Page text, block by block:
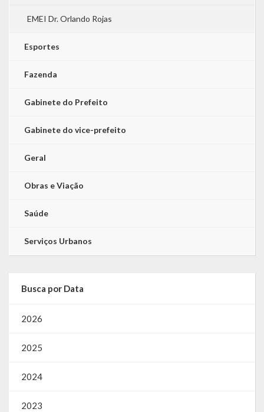
EMEI Dr. Orlando Rojas
Esportes
Fazenda
Gabinete do Prefeito
Gabinete do vice-prefeito
Geral
Obras e Viação
Saúde
Serviços Urbanos
Busca por Data
2026
2025
2024
2023